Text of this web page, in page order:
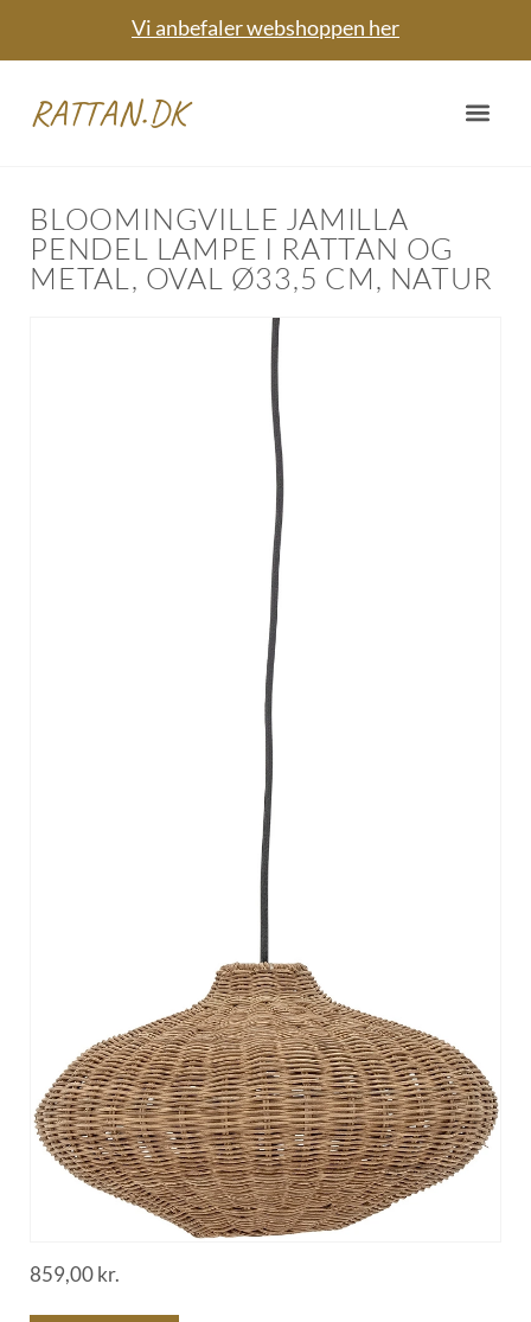
Vi anbefaler webshoppen her
RATTAN.DK
BLOOMINGVILLE JAMILLA
PENDEL LAMPE I RATTAN OG
METAL, OVAL Ø33,5 CM, NATUR
859,00kr.